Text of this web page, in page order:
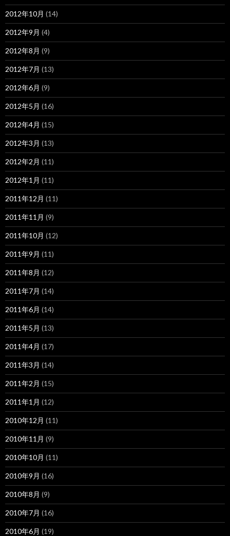
2012年10月 (14)
2012年9月 (4)
2012年8月 (9)
2012年7月 (13)
2012年6月 (9)
2012年5月 (16)
2012年4月 (15)
2012年3月 (13)
2012年2月 (11)
2012年1月 (11)
2011年12月 (11)
2011年11月 (9)
2011年10月 (12)
2011年9月 (11)
2011年8月 (12)
2011年7月 (14)
2011年6月 (14)
2011年5月 (13)
2011年4月 (17)
2011年3月 (14)
2011年2月 (15)
2011年1月 (12)
2010年12月 (11)
2010年11月 (9)
2010年10月 (11)
2010年9月 (16)
2010年8月 (9)
2010年7月 (16)
2010年6月 (19)